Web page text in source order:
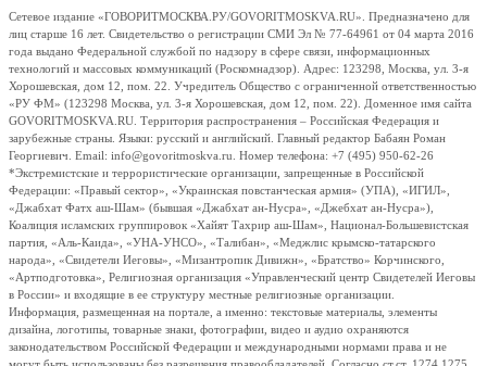
Сетевое издание «ГОВОРИТМОСКВА.РУ/GOVORITMOSKVA.RU». Предназначено для
лиц старше 16 лет. Свидетельство о регистрации СМИ Эл № 77-64961 от 04 марта 2016
года выдано Федеральной службой по надзору в сфере связи, информационных
технологий и массовых коммуникаций (Роскомнадзор). Адрес: 123298, Москва, ул. 3-я
Хорошевская, дом 12, пом. 22. Учредитель Общество с ограниченной ответственностью
«РУ ФМ» (123298 Москва, ул. 3-я Хорошевская, дом 12, пом. 22). Доменное имя сайта
GOVORITMOSKVA.RU. Территория распространения – Российская Федерация и
зарубежные страны. Языки: русский и английский. Главный редактор Бабаян Роман
Георгиевич. Email: info@govoritmoskva.ru. Номер телефона: +7 (495) 950-62-26
*Экстремистские и террористические организации, запрещенные в Российской
Федерации: «Правый сектор», «Украинская повстанческая армия» (УПА), «ИГИЛ»,
«Джабхат Фатх аш-Шам» (бывшая «Джабхат ан-Нусра», «Джебхат ан-Нусра»),
Коалиция исламских группировок «Хайят Тахрир аш-Шам», Национал-Большевистская
партия, «Аль-Каида», «УНА-УНСО», «Талибан», «Меджлис крымско-татарского
народа», «Свидетели Иеговы», «Мизантропик Дивижн», «Братство» Корчинского,
«Артподготовка», Религиозная организация «Управленческий центр Свидетелей Иеговы
в России» и входящие в ее структуру местные религиозные организации.
Информация, размещенная на портале, а именно: текстовые материалы, элементы
дизайна, логотипы, товарные знаки, фотографии, видео и аудио охраняются
законодательством Российской Федерации и международными нормами права и не